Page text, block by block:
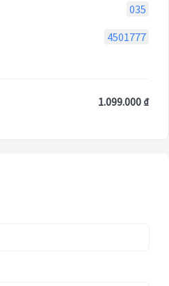
035
4501777
1.099.000 ₫